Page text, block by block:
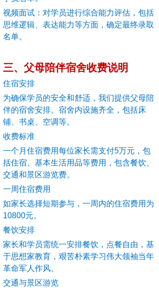
视频面试：对学员进行综合能力评估，包括
思维逻辑、表达能力等方面，确定最终录取
名单。
三、父母陪伴宿舍收费说明
住宿安排
为确保学员的安全和舒适，我们提供父母陪
伴的宿舍安排。宿舍内设施齐全，包括床
铺、书桌、空调等。
收费标准
一个月住宿费用每位家长需支付5万元，包
括住宿、基本生活用品等费用，包含餐饮、
交通和景区游览费。
一周住宿费用
如家长选择短期参与，一周内的住宿费用为
10800元。
餐饮安排
家长和学员需统一安排餐饮，点餐自由，基
于思想家教育，艰苦朴素学习伟大领袖当年
革命军人作风。
交通与景区游览